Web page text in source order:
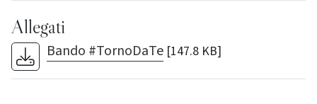
Allegati
Bando #TornoDaTe [147.8 KB]